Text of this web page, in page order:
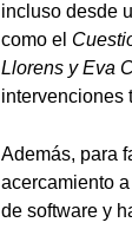
incluso desde
como el
Llorens y Eva
intervenciones
Además, para
acercamiento
de software y